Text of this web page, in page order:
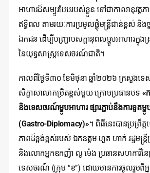
អាហារដ៏សម្បូរបែបរបស់ខ្លួន ទៅជាកាលានុវត្តភ
ឥទ្ធិពល តាមរយៈការប្រមូលផ្តុំមន្ត្រីជាន់ខ្ពស់ និ
ឯកជន ដើម្បីបញ្ជ្រាបសក្តានុពលម្ហូបអាហារក្នុ
នៃយុទ្ធសាស្ត្រទេសចរណ៍ជាតិ។
កាលពីថ្ងៃទី៣០ ខែមិថុនា ឆ្នាំ២០២៦ ក្រសួងទ
សិក្ខាសាលាកម្រិតខ្ពស់មួយ ក្រោមប្រធានបទ «
និងទេសចរណ៍ម្ហូបអាហារ ផ្សារភ្ជាប់នឹងការទូតម្ហូ
(Gastro-Diplomacy)»។ ពិធីនេះបានប្រព្រឹ
ភាពដ៏ខ្ពង់ខ្ពស់របស់ ឯកឧត្តម ហួត ហាក់ រដ្ឋម
និងលោកអ្នកឧកញ៉ា លូ ម៉េង ប្រធានសហការីនៃក្រុ
ទេសចរណ៍ (ក្រុម “ខ”) ដោយមានការចូលរួមពី